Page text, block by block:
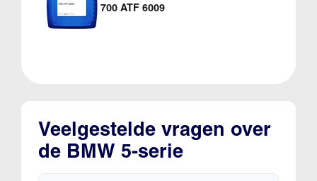
700 ATF 6009
Veelgestelde vragen over
de BMW 5-serie